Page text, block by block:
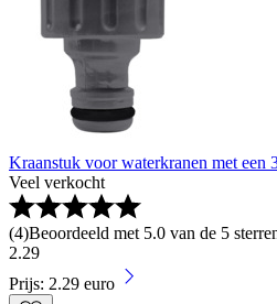
Kraanstuk voor waterkranen met een
Veel verkocht
(4)Beoordeeld met 5.0 van de 5
2.29
Prijs: 2.29 euro